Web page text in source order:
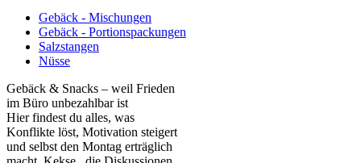
Gebäck - Mischungen
Gebäck - Portionspackungen
Salzstangen
Nüsse
Gebäck & Snacks – weil Frieden
im Büro unbezahlbar ist
Hier findest du alles, was
Konflikte löst, Motivation steigert
und selbst den Montag erträglich